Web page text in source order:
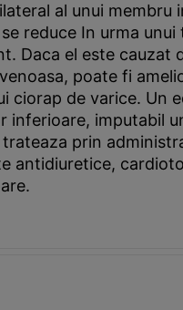
al unui membru
reduce In urma
Daca el este cauzat
poate fi
ciorap de varice. Un
inferioare, imputabil
trateaza prin
antidiuretice,